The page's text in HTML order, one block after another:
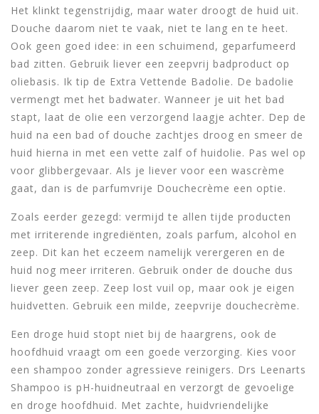
Het klinkt tegenstrijdig, maar water droogt de huid uit.
Douche daarom niet te vaak, niet te lang en te heet.
Ook geen goed idee: in een schuimend, geparfumeerd
bad zitten. Gebruik liever een zeepvrij badproduct op
oliebasis. Ik tip de Extra Vettende Badolie. De badolie
vermengt met het badwater. Wanneer je uit het bad
stapt, laat de olie een verzorgend laagje achter. Dep de
huid na een bad of douche zachtjes droog en smeer de
huid hierna in met een vette zalf of huidolie. Pas wel op
voor glibbergevaar. Als je liever voor een wascrème
gaat, dan is de parfumvrije Douchecrème een optie.
Zoals eerder gezegd: vermijd te allen tijde producten
met irriterende ingrediënten, zoals parfum, alcohol en
zeep. Dit kan het eczeem namelijk verergeren en de
huid nog meer irriteren. Gebruik onder de douche dus
liever geen zeep. Zeep lost vuil op, maar ook je eigen
huidvetten. Gebruik een milde, zeepvrije douchecrème.
Een droge huid stopt niet bij de haargrens, ook de
hoofdhuid vraagt om een goede verzorging. Kies voor
een shampoo zonder agressieve reinigers. Drs Leenarts
Shampoo is pH-huidneutraal en verzorgt de gevoelige
en droge hoofdhuid. Met zachte, huidvriendelijke